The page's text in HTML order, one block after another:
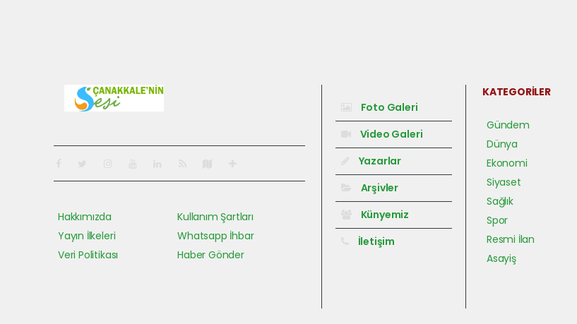
Hakkımızda
Yayın İlkeleri
Veri Politikası
Kullanım Şartları
Whatsapp İhbar
Haber Gönder
Foto Galeri
Video Galeri
Yazarlar
Arşivler
Künyemiz
İletişim
KATEGORİLER
Gündem
Dünya
Ekonomi
Siyaset
Sağlık
Spor
Resmi İlan
Asayiş